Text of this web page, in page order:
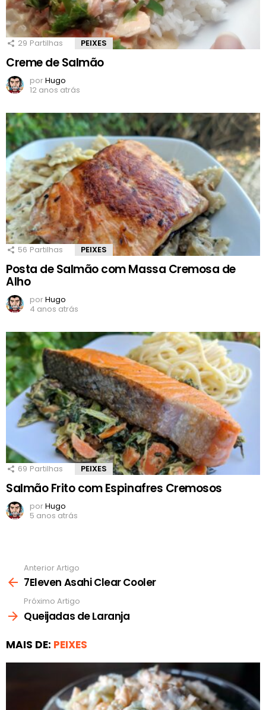
29 Partilhas PEIXES
Creme de Salmão
porHugo
12 anos atrás
56 Partilhas PEIXES
Posta de Salmão com Massa Cremosa de
Alho
porHugo
4 anos atrás
69 Partilhas PEIXES
Salmão Frito com Espinafres Cremosos
porHugo
5 anos atrás
mais
Anterior Artigo
7Eleven Asahi Clear Cooler
Próximo Artigo
Queijadas de Laranja
MAIS DE: PEIXES